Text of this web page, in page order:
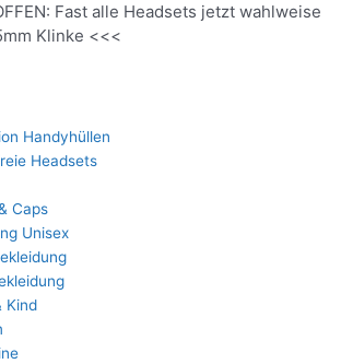
Fast alle Headsets jetzt wahlweise
Klinke <<<
Handyhüllen
Headsets
Caps
Unisex
Kind